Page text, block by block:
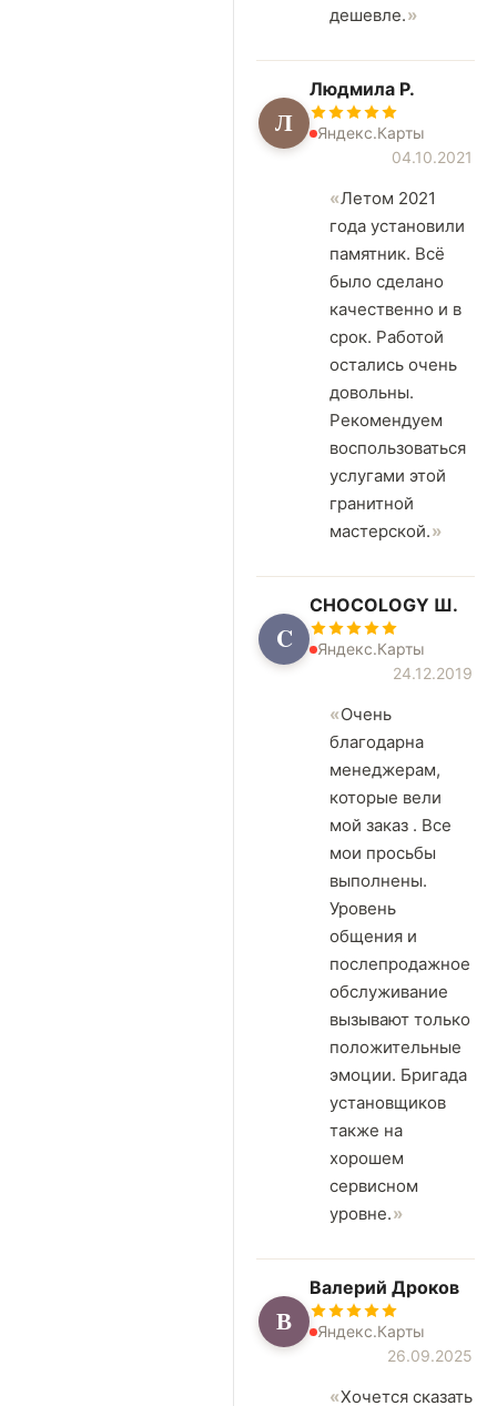
дешевле.
Л
Людмила Р.
Яндекс.Карты
04.10.2021
Летом 2021
года установили
памятник. Всё
было сделано
качественно и в
срок. Работой
остались очень
довольны.
Рекомендуем
воспользоваться
услугами этой
гранитной
мастерской.
C
CHOCOLOGY Ш.
Яндекс.Карты
24.12.2019
Очень
благодарна
менеджерам,
которые вели
мой заказ . Все
мои просьбы
выполнены.
Уровень
общения и
послепродажное
обслуживание
вызывают только
положительные
эмоции. Бригада
установщиков
также на
хорошем
сервисном
уровне.
В
Валерий Дроков
Яндекс.Карты
26.09.2025
Хочется сказать